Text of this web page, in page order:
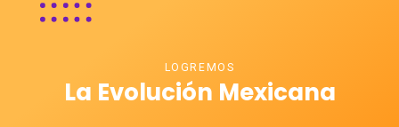
LOGREMOS
La Evolución Mexicana